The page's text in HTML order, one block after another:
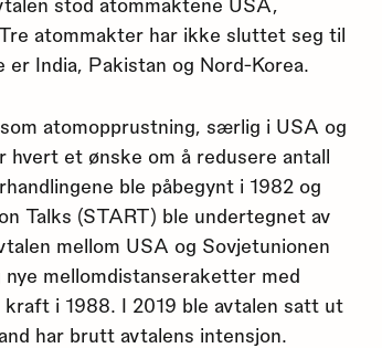
atommakter har ikke sluttet seg til
India, Pakistan og Nord-Korea.
atomopprustning, særlig i USA og
et ønske om å redusere antall
ble påbegynt i 1982 og
Talks (START) ble undertegnet av
mellom USA og Sovjetunionen
mellomdistanseraketter med
i 1988. I 2019 ble avtalen satt ut
har brutt avtalens intensjon.